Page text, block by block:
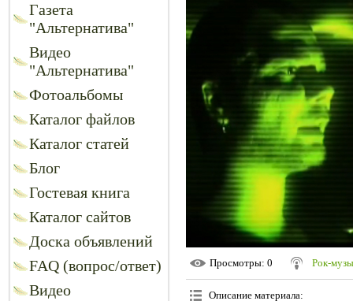
Газета
"Альтернатива"
Видео
"Альтернатива"
Фотоальбомы
Каталог файлов
Каталог статей
Блог
Гостевая книга
Каталог сайтов
Доска объявлений
FAQ (вопрос/ответ)
Видео
Просмотры: 0 Рок-
Описание материала: